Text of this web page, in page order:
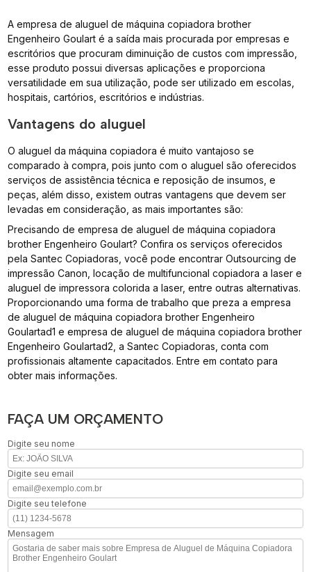
A empresa de aluguel de máquina copiadora brother
Engenheiro Goulart é a saída mais procurada por empresas e
escritórios que procuram diminuição de custos com impressão,
esse produto possui diversas aplicações e proporciona
versatilidade em sua utilização, pode ser utilizado em escolas,
hospitais, cartórios, escritórios e indústrias.
Vantagens do aluguel
O aluguel da máquina copiadora é muito vantajoso se
comparado à compra, pois junto com o aluguel são oferecidos
serviços de assistência técnica e reposição de insumos, e
peças, além disso, existem outras vantagens que devem ser
levadas em consideração, as mais importantes são:
Precisando de empresa de aluguel de máquina copiadora
brother Engenheiro Goulart? Confira os serviços oferecidos
pela Santec Copiadoras, você pode encontrar Outsourcing de
impressão Canon, locação de multifuncional copiadora a laser e
aluguel de impressora colorida a laser, entre outras alternativas.
Proporcionando uma forma de trabalho que preza a empresa
de aluguel de máquina copiadora brother Engenheiro
Goulartad1 e empresa de aluguel de máquina copiadora brother
Engenheiro Goulartad2, a Santec Copiadoras, conta com
profissionais altamente capacitados. Entre em contato para
obter mais informações.
FAÇA UM ORÇAMENTO
Digite seu nome
Digite seu email
Digite seu telefone
Mensagem